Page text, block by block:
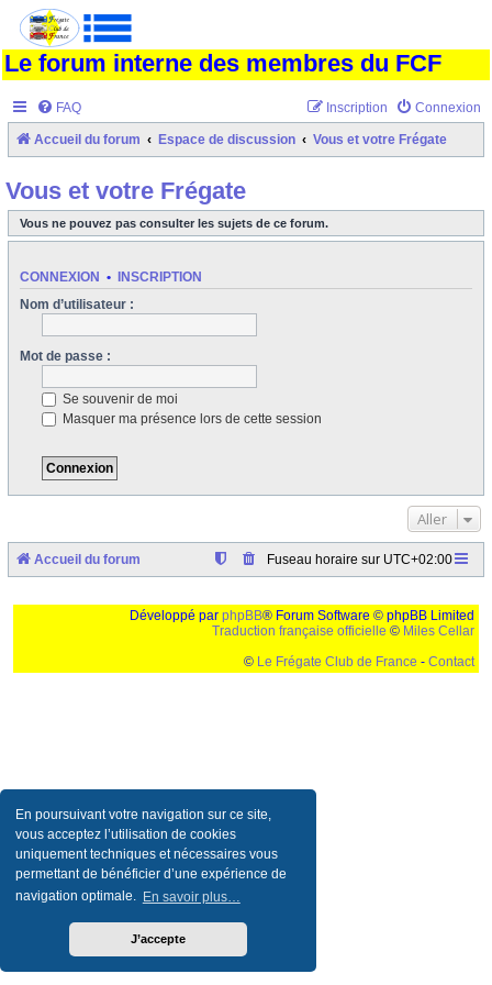
En poursuivant votre navigation sur ce site,
vous acceptez l’utilisation de cookies
uniquement techniques et nécessaires vous
permettant de bénéficier d’une expérience de
navigation optimale. En savoir plus…
J’accepte
Le forum interne des membres du FCF
FAQ Connexion
Inscription
Accueil du forum Espace de discussion Vous et votre Frégate
Vous et votre Frégate
Vous ne pouvez pas consulter les sujets de ce forum.
CONNEXION • INSCRIPTION
Nom d’utilisateur :
Mot de passe :
Se souvenir de moi
Masquer ma présence lors de cette session
Aller
Accueil du forum Fuseau horaire sur UTC+02:00
Développé par phpBB® Forum Software © phpBB Limited
Traduction française officielle © Miles Cellar
© Le Frégate Club de France - Contact